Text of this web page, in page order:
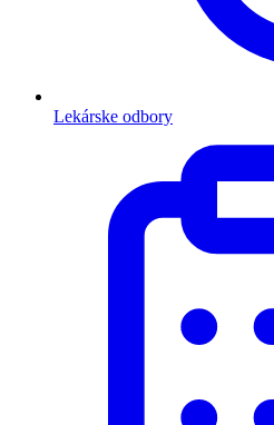
Lekárske odbory